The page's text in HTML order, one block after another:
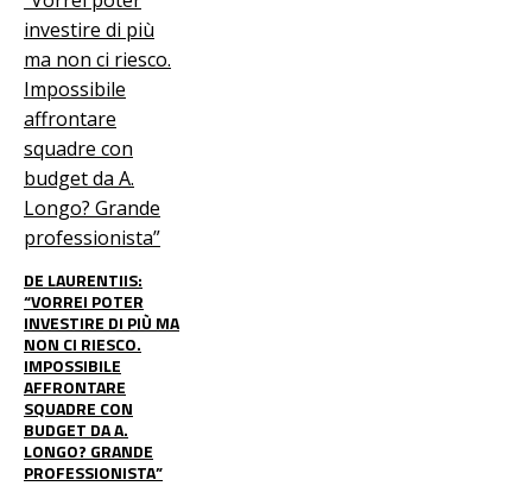
DE LAURENTIIS:
“VORREI POTER
INVESTIRE DI PIÙ MA
NON CI RIESCO.
IMPOSSIBILE
AFFRONTARE
SQUADRE CON
BUDGET DA A.
LONGO? GRANDE
PROFESSIONISTA”